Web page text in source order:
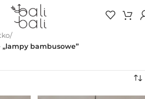
/
bambusowe”